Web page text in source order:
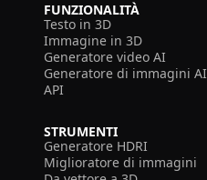
FUNZIONALITÀ
Testo in 3D
Immagine in 3D
Generatore video AI
Generatore di immagini AI
API
STRUMENTI
Generatore HDRI
Miglioratore di immagini